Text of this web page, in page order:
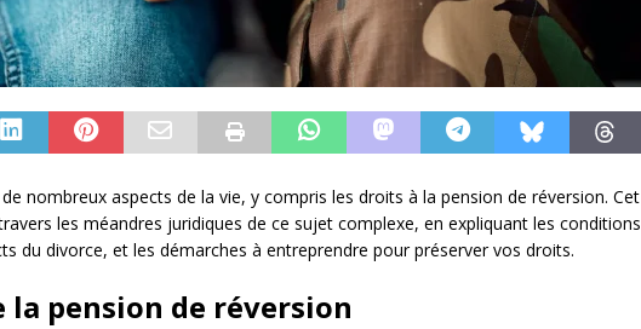
nombreux aspects de la vie, y compris les droits à la pension de réversion. Cet
les méandres juridiques de ce sujet complexe, en expliquant les conditions
du divorce, et les démarches à entreprendre pour préserver vos droits.
la pension de réversion